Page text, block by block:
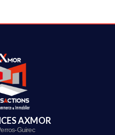
AXMOR
Guirec